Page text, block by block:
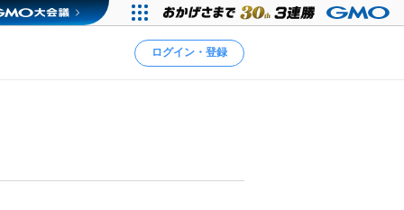
ログイン・登録